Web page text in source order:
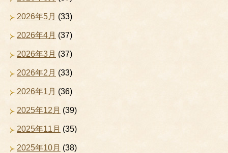
2026年5月 (33)
2026年4月 (37)
2026年3月 (37)
2026年2月 (33)
2026年1月 (36)
2025年12月 (39)
2025年11月 (35)
2025年10月 (38)